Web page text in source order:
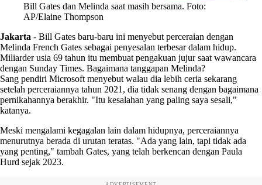
Bill Gates dan Melinda saat masih bersama. Foto:
AP/Elaine Thompson
Jakarta - Bill Gates baru-baru ini menyebut perceraian dengan
Melinda French Gates sebagai penyesalan terbesar dalam hidup.
Miliarder usia 69 tahun itu membuat pengakuan jujur saat wawancara
dengan Sunday Times. Bagaimana tanggapan Melinda?
Sang pendiri Microsoft menyebut walau dia lebih ceria sekarang
setelah perceraiannya tahun 2021, dia tidak senang dengan bagaimana
pernikahannya berakhir. "Itu kesalahan yang paling saya sesali,"
katanya.
Meski mengalami kegagalan lain dalam hidupnya, perceraiannya
menurutnya berada di urutan teratas. "Ada yang lain, tapi tidak ada
yang penting," tambah Gates, yang telah berkencan dengan Paula
Hurd sejak 2023.